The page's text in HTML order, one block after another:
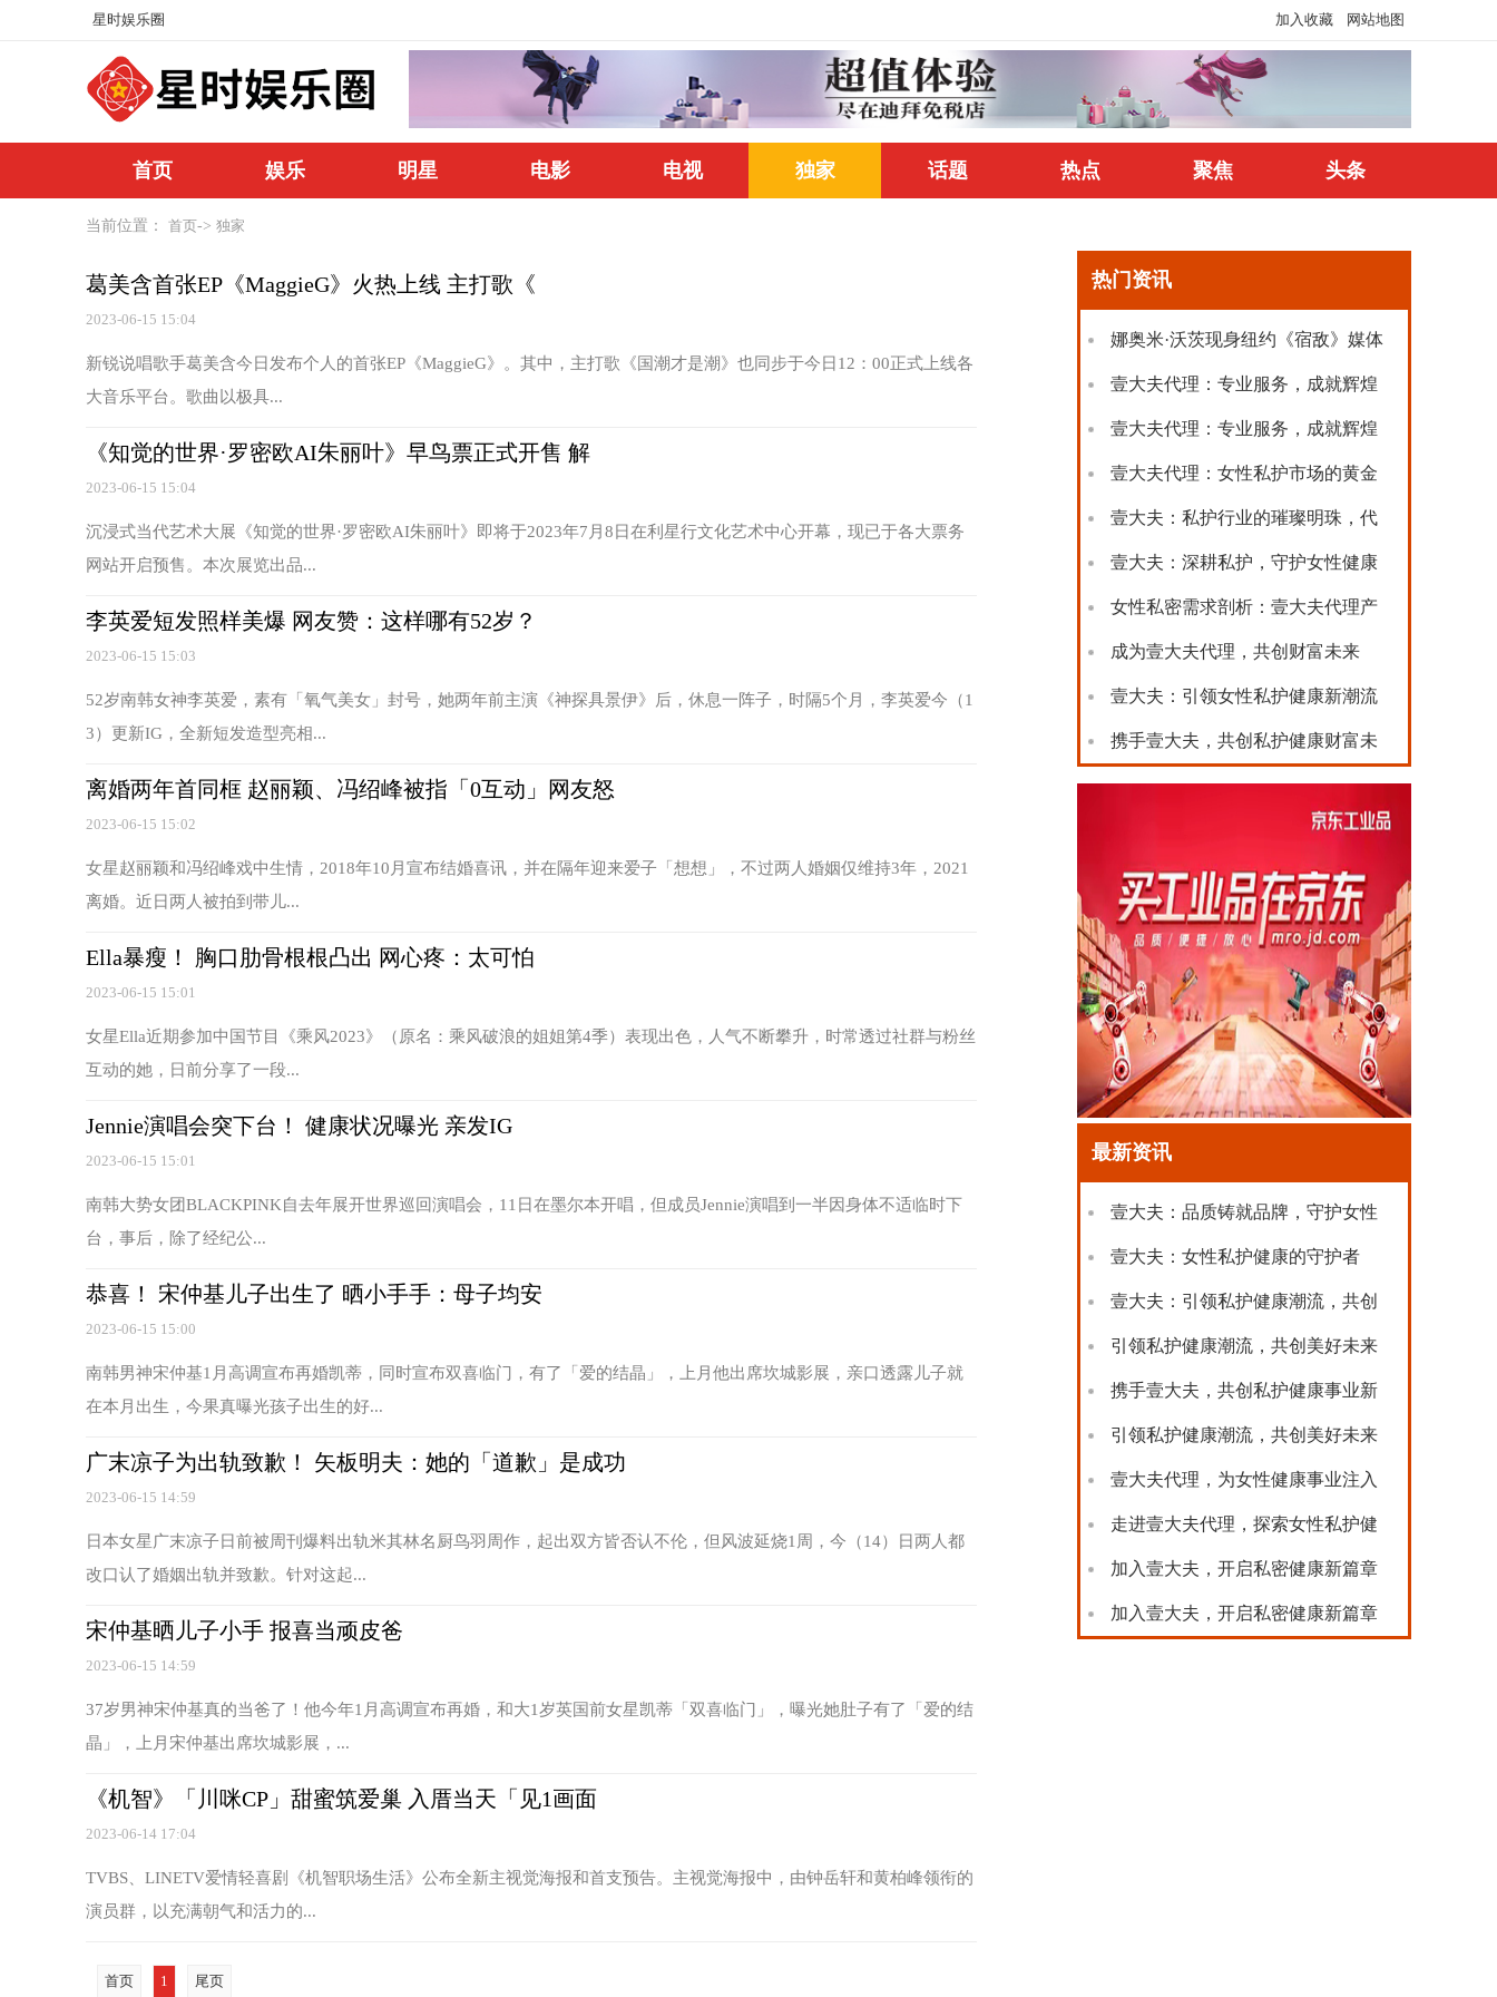
星时娱乐圈 加入收藏 网站地图
首页 娱乐 明星 电影 电视 独家 话题 热点 聚焦 头条
当前位置： 首页-> 独家
葛美含首张EP《MaggieG》火热上线 主打歌《
2023-06-15 15:04
新锐说唱歌手葛美含今日发布个人的首张EP《MaggieG》。其中，主打歌《国潮才是潮》也同步于今日12：00正式上线各
大音乐平台。歌曲以极具...
《知觉的世界·罗密欧AI朱丽叶》早鸟票正式开售 解
2023-06-15 15:04
沉浸式当代艺术大展《知觉的世界·罗密欧AI朱丽叶》即将于2023年7月8日在利星行文化艺术中心开幕，现已于各大票务
网站开启预售。本次展览出品...
李英爱短发照样美爆 网友赞：这样哪有52岁？
2023-06-15 15:03
52岁南韩女神李英爱，素有「氧气美女」封号，她两年前主演《神探具景伊》后，休息一阵子，时隔5个月，李英爱今（1
3）更新IG，全新短发造型亮相...
离婚两年首同框 赵丽颖、冯绍峰被指「0互动」网友怒
2023-06-15 15:02
女星赵丽颖和冯绍峰戏中生情，2018年10月宣布结婚喜讯，并在隔年迎来爱子「想想」，不过两人婚姻仅维持3年，2021
离婚。近日两人被拍到带儿...
Ella暴瘦！ 胸口肋骨根根凸出 网心疼：太可怕
2023-06-15 15:01
女星Ella近期参加中国节目《乘风2023》（原名：乘风破浪的姐姐第4季）表现出色，人气不断攀升，时常透过社群与粉丝
互动的她，日前分享了一段...
Jennie演唱会突下台！ 健康状况曝光 亲发IG
2023-06-15 15:01
南韩大势女团BLACKPINK自去年展开世界巡回演唱会，11日在墨尔本开唱，但成员Jennie演唱到一半因身体不适临时下
台，事后，除了经纪公...
恭喜！ 宋仲基儿子出生了 晒小手手：母子均安
2023-06-15 15:00
南韩男神宋仲基1月高调宣布再婚凯蒂，同时宣布双喜临门，有了「爱的结晶」，上月他出席坎城影展，亲口透露儿子就
在本月出生，今果真曝光孩子出生的好...
广末凉子为出轨致歉！ 矢板明夫：她的「道歉」是成功
2023-06-15 14:59
日本女星广末凉子日前被周刊爆料出轨米其林名厨鸟羽周作，起出双方皆否认不伦，但风波延烧1周，今（14）日两人都
改口认了婚姻出轨并致歉。针对这起...
宋仲基晒儿子小手 报喜当顽皮爸
2023-06-15 14:59
37岁男神宋仲基真的当爸了！他今年1月高调宣布再婚，和大1岁英国前女星凯蒂「双喜临门」，曝光她肚子有了「爱的结
晶」，上月宋仲基出席坎城影展，...
《机智》「川咪CP」甜蜜筑爱巢 入厝当天「见1画面
2023-06-14 17:04
TVBS、LINETV爱情轻喜剧《机智职场生活》公布全新主视觉海报和首支预告。主视觉海报中，由钟岳轩和黄柏峰领衔的
演员群，以充满朝气和活力的...
首页 1 尾页
热门资讯
娜奥米·沃茨现身纽约《宿敌》媒体
壹大夫代理：专业服务，成就辉煌
事
壹大夫代理：专业服务，成就辉煌
事
壹大夫代理：女性私护市场的黄金
机
壹大夫：私护行业的璀璨明珠，代
理
壹大夫：深耕私护，守护女性健康
之
女性私密需求剖析：壹大夫代理产
品
成为壹大夫代理，共创财富未来
壹大夫：引领女性私护健康新潮流
携手壹大夫，共创私护健康财富未
来
最新资讯
壹大夫：品质铸就品牌，守护女性
私
壹大夫：女性私护健康的守护者
壹大夫：引领私护健康潮流，共创
美
引领私护健康潮流，共创美好未来
—
携手壹大夫，共创私护健康事业新
篇
引领私护健康潮流，共创美好未来
—
壹大夫代理，为女性健康事业注入
新
走进壹大夫代理，探索女性私护健
康
加入壹大夫，开启私密健康新篇章
加入壹大夫，开启私密健康新篇章